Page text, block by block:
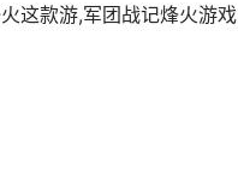
这款游,军团战记烽火游戏